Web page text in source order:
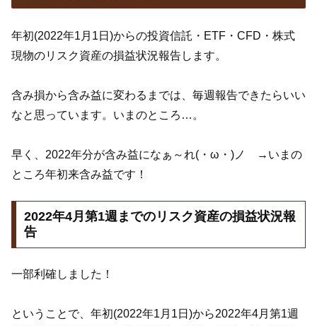
年初(2022年1月1日)からの投資信託・ETF・CFD・株式
現物のリスク資産の損益状況報告します。
含み損から含み益に変わるまでは、毎週報告できたらいい
なと思っています。いまのところ…。
早く、2022年分が含み益になぁ～れ(・ω・)ノ →いまの
ところ年初来含み益です！
2022年4月第1週までのリスク資産の損益状況報
告
一部利確しました！
ということで、年初(2022年1月1日)から2022年4月第1週